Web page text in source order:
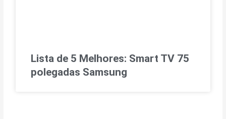
Lista de 5 Melhores: Smart TV 75
polegadas Samsung